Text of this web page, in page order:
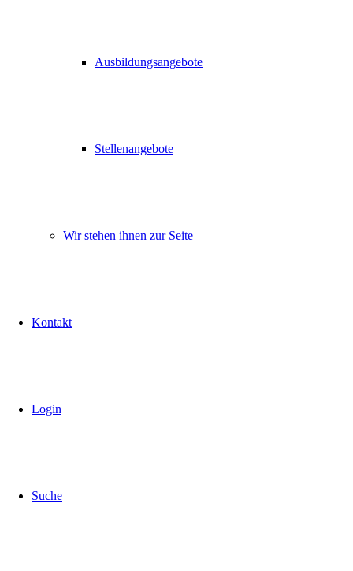
Ausbildungsangebote
Stellenangebote
Wir stehen ihnen zur Seite
Kontakt
Login
Suche